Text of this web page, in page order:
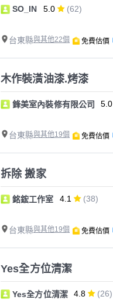
SO_IN 5.0 (62)
台東縣與其他22個 免費估價
木作裝潢油漆.烤漆
鋒美室內裝修有限公司 5.0
台東縣與其他19個 免費估價
拆除 搬家
銘鋐工作室 4.1 (38)
台東縣與其他19個 免費估價
Yes全方位清潔
Yes全方位清潔 4.8 (26)